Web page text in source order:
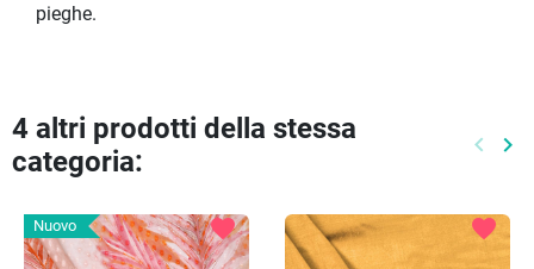
pieghe.
4 altri prodotti della stessa
categoria:
keyboard_arrow_left keyboard_arrow_right
Nuovo favorite favorite